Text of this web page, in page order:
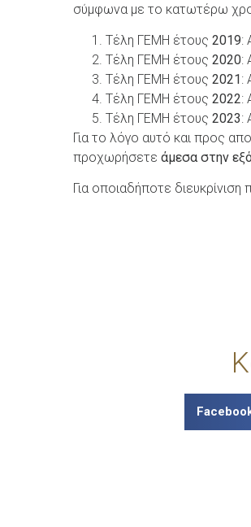
σύμφωνα με το κατωτέρω
Τέλη ΓΕΜΗ έτους 2019:
Τέλη ΓΕΜΗ έτους 2020:
Τέλη ΓΕΜΗ έτους 2021:
Τέλη ΓΕΜΗ έτους 2022:
Τέλη ΓΕΜΗ έτους 2023:
Για το λόγο αυτό και προς
προχωρήσετε άμεσα στην
Για οποιαδήποτε